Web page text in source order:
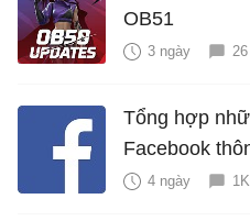
OB51
3 ngày 26
Tổng hợp
Facebook
4 ngày